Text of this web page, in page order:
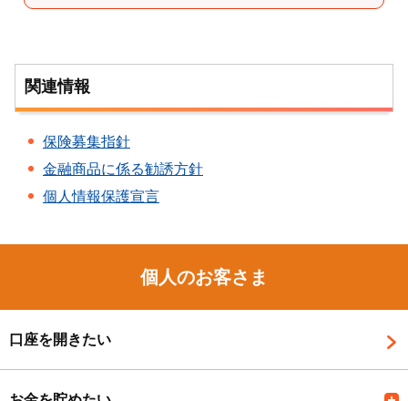
関連情報
保険募集指針
金融商品に係る勧誘方針
個人情報保護宣言
個人のお客さま
口座を開きたい